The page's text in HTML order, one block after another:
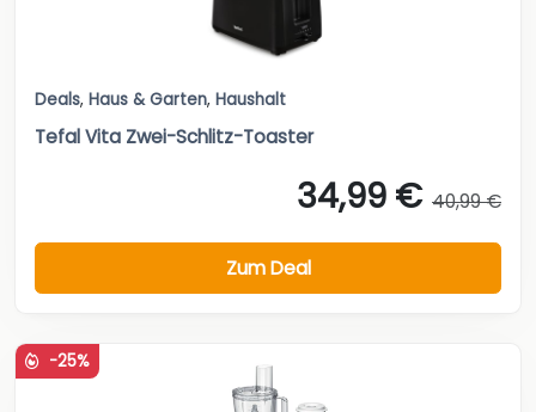
Deals, Haus & Garten, Haushalt
Tefal Vita Zwei-Schlitz-Toaster
34,99 € 40,99 €
Zum Deal
-25%